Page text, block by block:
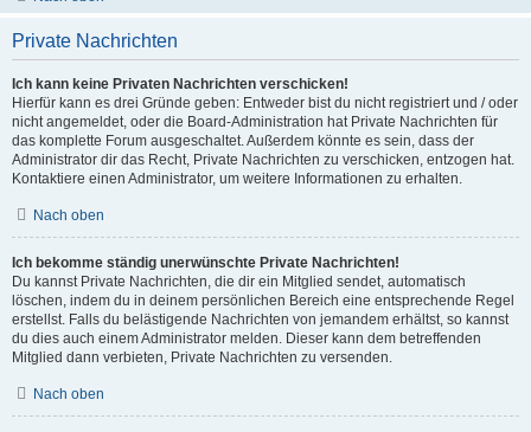
Private Nachrichten
Ich kann keine Privaten Nachrichten verschicken!
Hierfür kann es drei Gründe geben: Entweder bist du nicht registriert und / oder
nicht angemeldet, oder die Board-Administration hat Private Nachrichten für
das komplette Forum ausgeschaltet. Außerdem könnte es sein, dass der
Administrator dir das Recht, Private Nachrichten zu verschicken, entzogen hat.
Kontaktiere einen Administrator, um weitere Informationen zu erhalten.
Nach oben
Ich bekomme ständig unerwünschte Private Nachrichten!
Du kannst Private Nachrichten, die dir ein Mitglied sendet, automatisch
löschen, indem du in deinem persönlichen Bereich eine entsprechende Regel
erstellst. Falls du belästigende Nachrichten von jemandem erhältst, so kannst
du dies auch einem Administrator melden. Dieser kann dem betreffenden
Mitglied dann verbieten, Private Nachrichten zu versenden.
Nach oben